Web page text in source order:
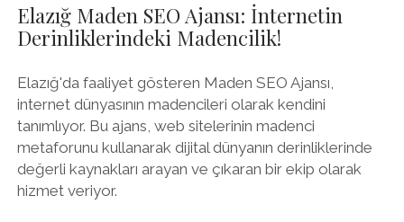
Elazığ Maden SEO Ajansı: İnternetin
Derinliklerindeki Madencilik!
Elazığ'da faaliyet gösteren Maden SEO Ajansı,
internet dünyasının madencileri olarak kendini
tanımlıyor. Bu ajans, web sitelerinin madenci
metaforunu kullanarak dijital dünyanın derinliklerinde
değerli kaynakları arayan ve çıkaran bir ekip olarak
hizmet veriyor.